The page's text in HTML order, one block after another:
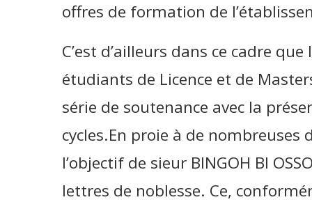
offres de formation de
C’est d’ailleurs dans ce cadre
étudiants de Licence et de
série de soutenance avec la
cycles.En proie à de
l’objectif de sieur BINGOH BI
lettres de noblesse. Ce,